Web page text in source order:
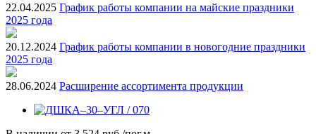
22.04.2025 График работы компании на майские праздники
2025 года
20.12.2024 График работы компании в новогодние праздники
2025 года
28.06.2024 Расширение ассортимента продукции